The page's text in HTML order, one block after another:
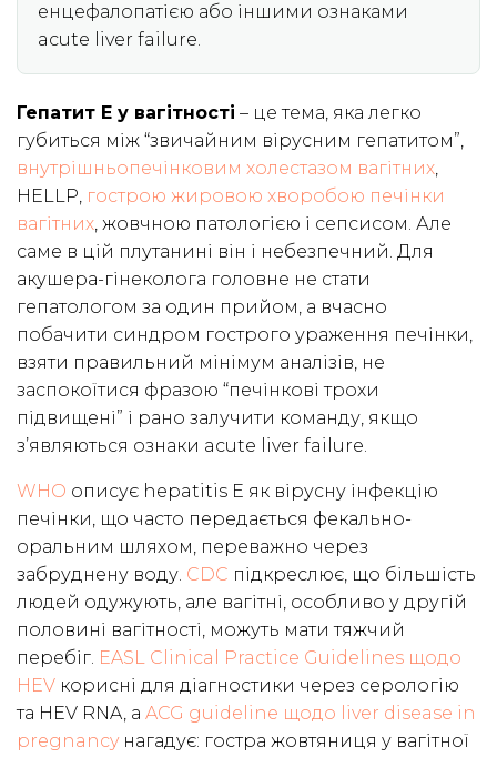
енцефалопатією або іншими ознаками
acute liver failure.
Гепатит E у вагітності – це тема, яка легко
губиться між “звичайним вірусним гепатитом”,
внутрішньопечінковим холестазом вагітних,
HELLP, гострою жировою хворобою печінки
вагітних, жовчною патологією і сепсисом. Але
саме в цій плутанині він і небезпечний. Для
акушера-гінеколога головне не стати
гепатологом за один прийом, а вчасно
побачити синдром гострого ураження печінки,
взяти правильний мінімум аналізів, не
заспокоїтися фразою “печінкові трохи
підвищені” і рано залучити команду, якщо
з’являються ознаки acute liver failure.
WHO описує hepatitis E як вірусну інфекцію
печінки, що часто передається фекально-
оральним шляхом, переважно через
забруднену воду. CDC підкреслює, що більшість
людей одужують, але вагітні, особливо у другій
половині вагітності, можуть мати тяжчий
перебіг. EASL Clinical Practice Guidelines щодо
HEV корисні для діагностики через серологію
та HEV RNA, а ACG guideline щодо liver disease in
pregnancyнагадує: гостра жовтяниця у вагітної